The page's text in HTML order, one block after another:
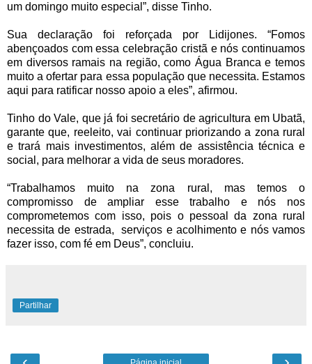
um domingo muito especial”, disse Tinho.
Sua declaração foi reforçada por Lidijones. “Fomos
abençoados com essa celebração cristã e nós continuamos
em diversos ramais na região, como Água Branca e temos
muito a ofertar para essa população que necessita. Estamos
aqui para ratificar nosso apoio a eles”, afirmou.
Tinho do Vale, que já foi secretário de agricultura em Ubatã,
garante que, reeleito, vai continuar priorizando a zona rural
e trará mais investimentos, além de assistência técnica e
social, para melhorar a vida de seus moradores.
“Trabalhamos muito na zona rural, mas temos o
compromisso de ampliar esse trabalho e nós nos
comprometemos com isso, pois o pessoal da zona rural
necessita de estrada, serviços e acolhimento e nós vamos
fazer isso, com fé em Deus”, concluiu.
Partilhar